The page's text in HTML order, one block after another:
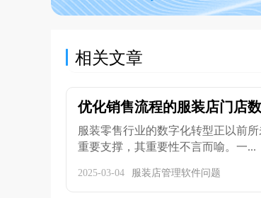
相关文章
优化销售流程的服装店门店
服装零售行业的数字化转型正以前
重要支撑，其重要性不言而喻。一...
2025-03-04 服装店管理软件问题